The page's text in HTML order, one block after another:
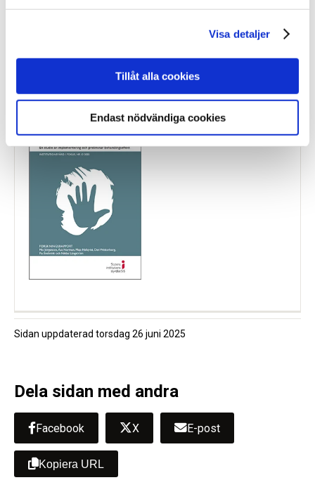
Visa detaljer
Tillåt alla cookies
Endast nödvändiga cookies
faktorer som påverkar återfallsrisk.
Resultaten har betydelse för behandling och
vårdutveckling för unga med sexuella
beteendeproblem, både inom och utom SiS.
Sidan uppdaterad torsdag 26 juni 2025
Dela sidan med andra
Facebook X E-post
Kopiera URL